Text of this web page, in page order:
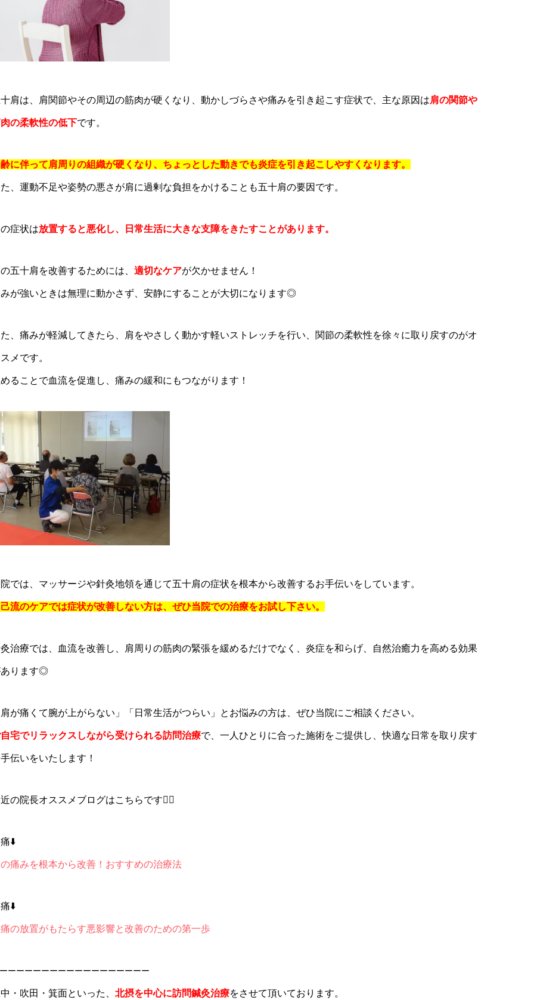
肩は、肩関節やその周辺の筋肉が硬くなり、動かしづらさや痛みを引き起こす症状で、主な原因は肩の関節や
の柔軟性の低下です。
に伴って肩周りの組織が硬くなり、ちょっとした動きでも炎症を引き起こしやすくなります。
、運動不足や姿勢の悪さが肩に過剰な負担をかけることも五十肩の要因です。
症状は放置すると悪化し、日常生活に大きな支障をきたすことがあります。
五十肩を改善するためには、 適切なケアが欠かせません！
が強いときは無理に動かさず、安静にすることが大切になります◎
、痛みが軽減してきたら、肩をやさしく動かす軽いストレッチを行い、関節の柔軟性を徐々に取り戻すのがオ
メです。
ることで血流を促進し、痛みの緩和にもつながります！
では、マッサージや針灸地領を通じて五十肩の症状を根本から改善するお手伝いをしています。
流のケアでは症状が改善しない方は、ぜひ当院での治療をお試し下さい。
治療では、血流を改善し、肩周りの筋肉の緊張を緩めるだけでなく、炎症を和らげ、自然治癒力を高める効果
ります◎
が痛くて腕が上がらない」「日常生活がつらい」とお悩みの方は、ぜひ当院にご相談ください。
宅でリラックスしながら受けられる訪問治療で、一人ひとりに合った施術をご提供し、快適な日常を取り戻す
伝いをいたします！
の院長オススメブログはこちらです💁‍♀️
⬇️
痛みを根本から改善！おすすめの治療法
⬇️
の放置がもたらす悪影響と改善のための第一歩
ーーーーーーーーーーーーーーーーー
・吹田・箕面といった、 北摂を中心に訪問鍼灸治療をさせて頂いております。